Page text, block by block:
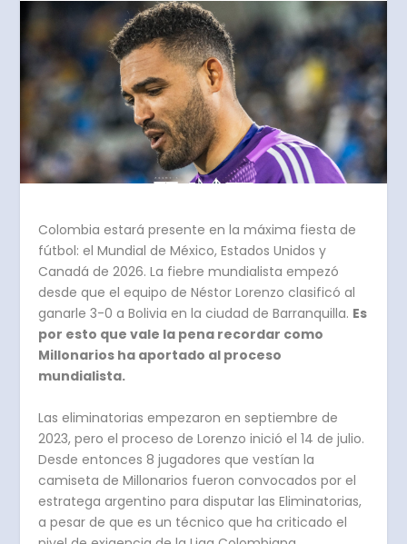
Colombia estará presente en la máxima fiesta de
fútbol: el Mundial de México, Estados Unidos y
Canadá de 2026. La fiebre mundialista empezó
desde que el equipo de Néstor Lorenzo clasificó al
ganarle 3-0 a Bolivia en la ciudad de Barranquilla. Es
por esto que vale la pena recordar como
Millonarios ha aportado al proceso
mundialista.
Las eliminatorias empezaron en septiembre de
2023, pero el proceso de Lorenzo inició el 14 de julio.
Desde entonces 8 jugadores que vestían la
camiseta de Millonarios fueron convocados por el
estratega argentino para disputar las Eliminatorias,
a pesar de que es un técnico que ha criticado el